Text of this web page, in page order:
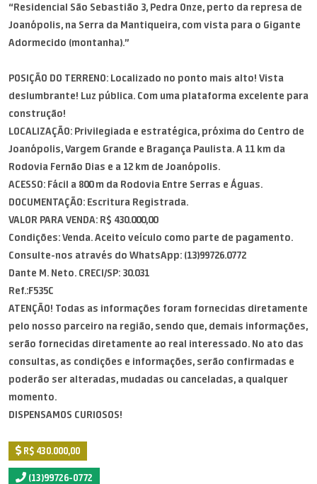
“Residencial São Sebastião 3, Pedra Onze, perto da represa de
Joanópolis, na Serra da Mantiqueira, com vista para o Gigante
Adormecido (montanha).”
POSIÇÃO DO TERRENO: Localizado no ponto mais alto! Vista
deslumbrante! Luz pública. Com uma plataforma excelente para
construção!
LOCALIZAÇÃO: Privilegiada e estratégica, próxima do Centro de
Joanópolis, Vargem Grande e Bragança Paulista. A 11 km da
Rodovia Fernão Dias e a 12 km de Joanópolis.
ACESSO: Fácil a 800 m da Rodovia Entre Serras e Águas.
DOCUMENTAÇÃO: Escritura Registrada.
VALOR PARA VENDA: R$ 430.000,00
Condições: Venda. Aceito veículo como parte de pagamento.
Consulte-nos através do WhatsApp: (13)99726.0772
Dante M. Neto. CRECI/SP: 30.031
Ref.:F535C
ATENÇÃO! Todas as informações foram fornecidas diretamente
pelo nosso parceiro na região, sendo que, demais informações,
serão fornecidas diretamente ao real interessado. No ato das
consultas, as condições e informações, serão confirmadas e
poderão ser alteradas, mudadas ou canceladas, a qualquer
momento.
DISPENSAMOS CURIOSOS!
R$ 430.000,00
(13)99726-0772